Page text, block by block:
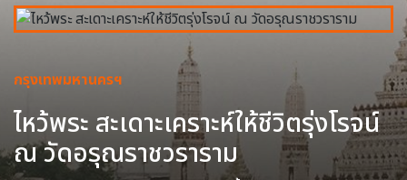
กรุงเทพมหานครฯ
ไหว้พระ สะเดาะเคราะห์ให้ชีวิตรุ่งโรจน์
ณ วัดอรุณราชวราราม